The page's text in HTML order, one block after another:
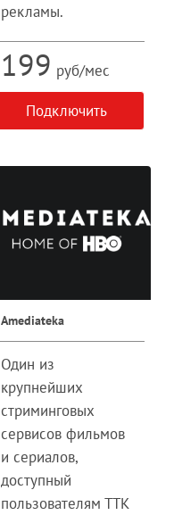
рекламы.
199 руб/мес
Подключить
Amediateka
Один из
крупнейших
стриминговых
сервисов фильмов
и сериалов,
доступный
пользователям ТТК